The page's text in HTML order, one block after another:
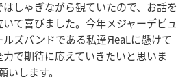
しゃぎながら観ていたので、お話を
て喜びました。今年メジャーデビュ
ズバンドである私達ЯeaLに懸けて
で期待に応えていきたいと思いま
いします。